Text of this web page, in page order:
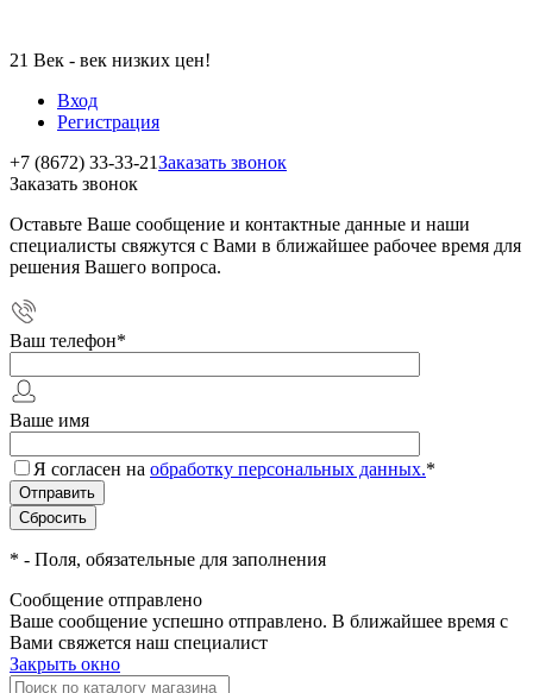
21 Век - век низких цен!
Вход
Регистрация
+7 (8672) 33-33-21Заказать звонок
Заказать звонок
Оставьте Ваше сообщение и контактные данные и наши
специалисты свяжутся с Вами в ближайшее рабочее время для
решения Вашего вопроса.
Ваш телефон*
Ваше имя
Я согласен на обработку персональных данных.*
* - Поля, обязательные для заполнения
Сообщение отправлено
Ваше сообщение успешно отправлено. В ближайшее время с
Вами свяжется наш специалист
Закрыть окно